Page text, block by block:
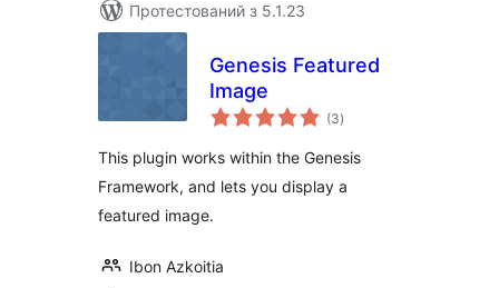
Протестований з 5.1.23
Genesis Featured
Image
(3загальний
рейтинг
)
This plugin works within the Genesis
Framework, and lets you display a
featured image.
Ibon Azkoitia